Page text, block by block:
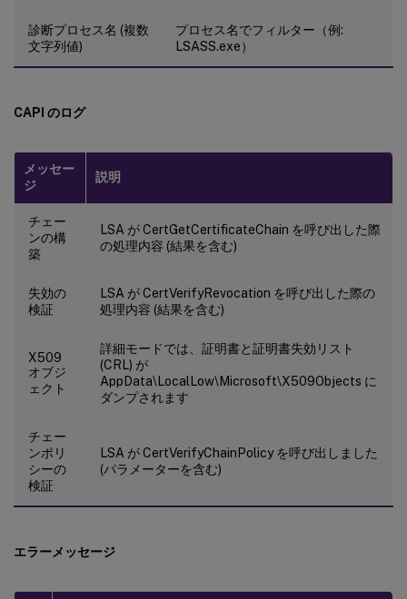
診断プロセス名 (複数
文字列値)
プロセス名でフィルター（例:
LSASS.exe）
CAPI のログ
メッセー
ジ
説明
チェー
ンの構
築
LSA が CertGetCertificateChain を呼び出した際
の処理内容 (結果を含む)
失効の
検証
LSA が CertVerifyRevocation を呼び出した際の
処理内容 (結果を含む)
X509
オブジ
ェクト
詳細モードでは、証明書と証明書失効リスト
(CRL) が
AppData\LocalLow\Microsoft\X509Objects に
ダンプされます
チェー
ンポリ
シーの
検証
LSA が CertVerifyChainPolicy を呼び出しました
(パラメーターを含む)
エラーメッセージ